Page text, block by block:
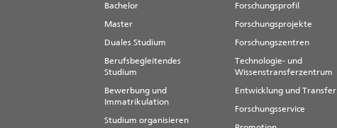
Bachelor
Master
Duales Studium
Berufsbegleitendes
Studium
Bewerbung und
Immatrikulation
Studium organisieren
Forschungsprofil
Forschungsprojekte
Forschungszentren
Technologie- und
Wissenstransferzentrum
Entwicklung und Transfer
Forschungsservice